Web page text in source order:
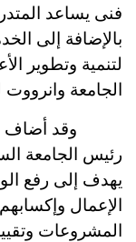
فنى يساعد
بالإضافة إلى
لتنمية وتطوير
الجامعة وانرووت
وقد أضاف
رئيس الجامعة
يهدف إلى رفع
الإعمال
المشروعات